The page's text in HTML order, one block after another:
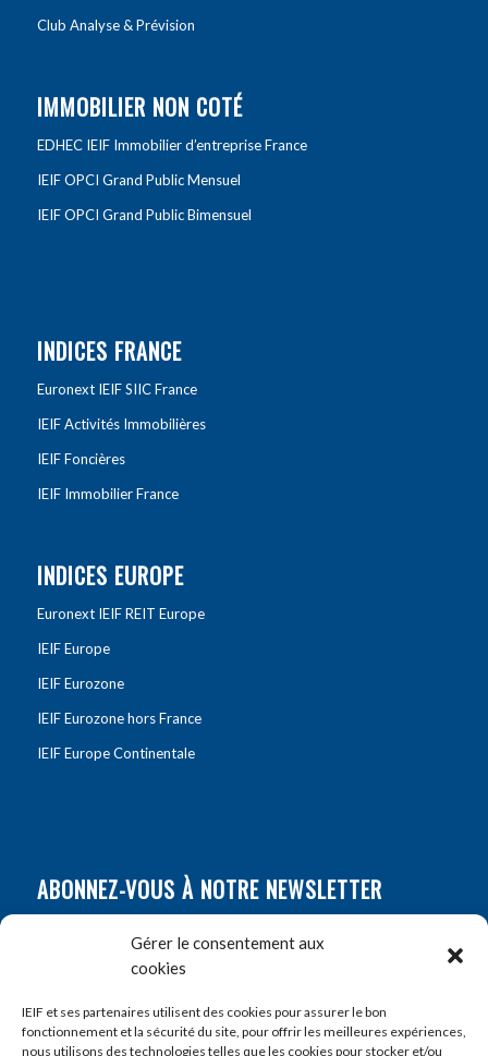
Gérer le consentement aux
cookies
IEIF et ses partenaires utilisent des cookies pour assurer le bon
fonctionnement et la sécurité du site, pour offrir les meilleures expériences,
nous utilisons des technologies telles que les cookies pour stocker et/ou
Club Analyse & Prévision
IMMOBILIER NON COTÉ
EDHEC IEIF Immobilier d’entreprise France
IEIF OPCI Grand Public Mensuel
IEIF OPCI Grand Public Bimensuel
INDICES FRANCE
Euronext IEIF SIIC France
IEIF Activités Immobilières
IEIF Foncières
IEIF Immobilier France
INDICES EUROPE
Euronext IEIF REIT Europe
IEIF Europe
IEIF Eurozone
IEIF Eurozone hors France
IEIF Europe Continentale
ABONNEZ-VOUS À NOTRE NEWSLETTER
Prénom*